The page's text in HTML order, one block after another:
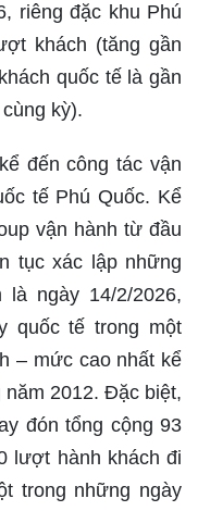
riêng đặc khu Phú
khách (tăng gần
quốc tế là gần
kỳ).
đến công tác vận
tế Phú Quốc. Kể
vận hành từ đầu
tục xác lập những
ngày 14/2/2026,
quốc tế trong một
– mức cao nhất kể
2012. Đặc biệt,
đón tổng cộng 93
lượt hành khách đi
trong những ngày